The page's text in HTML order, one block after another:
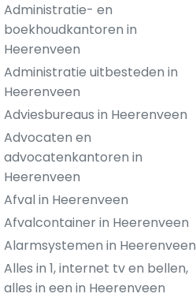
Administratie- en
boekhoudkantoren in
Heerenveen
Administratie uitbesteden in
Heerenveen
Adviesbureaus in Heerenveen
Advocaten en
advocatenkantoren in
Heerenveen
Afval in Heerenveen
Afvalcontainer in Heerenveen
Alarmsystemen in Heerenveen
Alles in 1, internet tv en bellen,
alles in een in Heerenveen